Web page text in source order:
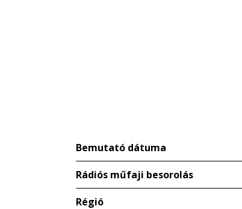
Bemutató dátuma
Rádiós műfaji besorolás
Régió